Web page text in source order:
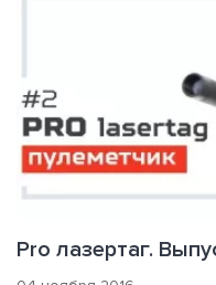
Pro лазертаг.